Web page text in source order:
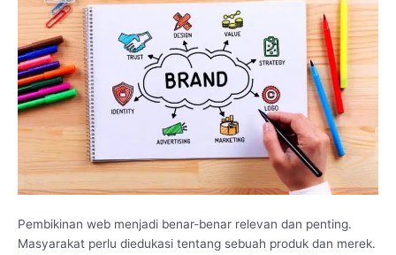
Pembikinan web menjadi benar-benar relevan dan penting.
Masyarakat perlu diedukasi tentang sebuah produk dan merek.